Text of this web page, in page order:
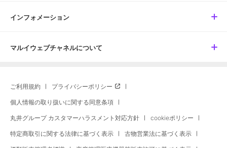
インフォメーション
マルイウェブチャネルについて
ご利用規約 プライバシーポリシー
個人情報の取り扱いに関する同意条項
丸井グループ カスタマーハラスメント対応方針 cookieポリシー
特定商取引に関する法律に基づく表示 古物営業法に基づく表示